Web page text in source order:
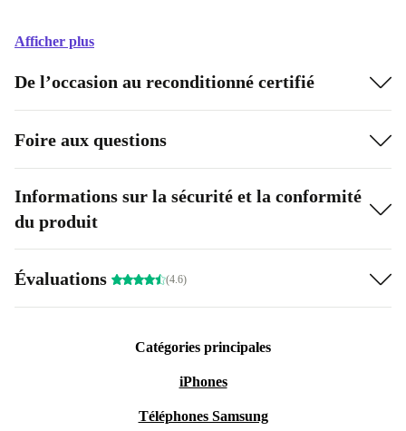
Afficher plus
De l’occasion au reconditionné certifié
Foire aux questions
Informations sur la sécurité et la conformité
du produit
Évaluations (4.6)
Catégories principales
iPhones
Téléphones Samsung